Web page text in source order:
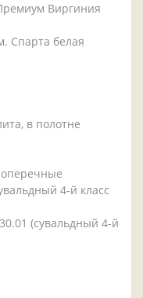
Виргиния
Спарта белая
в полотне
4-й класс
(сувальдный 4-й